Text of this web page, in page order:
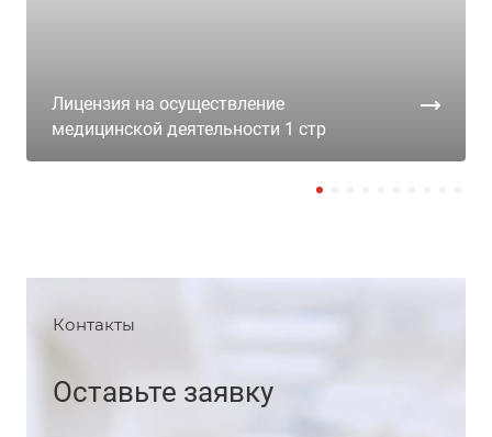
Лицензия на осуществление
медицинской деятельности 1 стр
Контакты
Оставьте заявку